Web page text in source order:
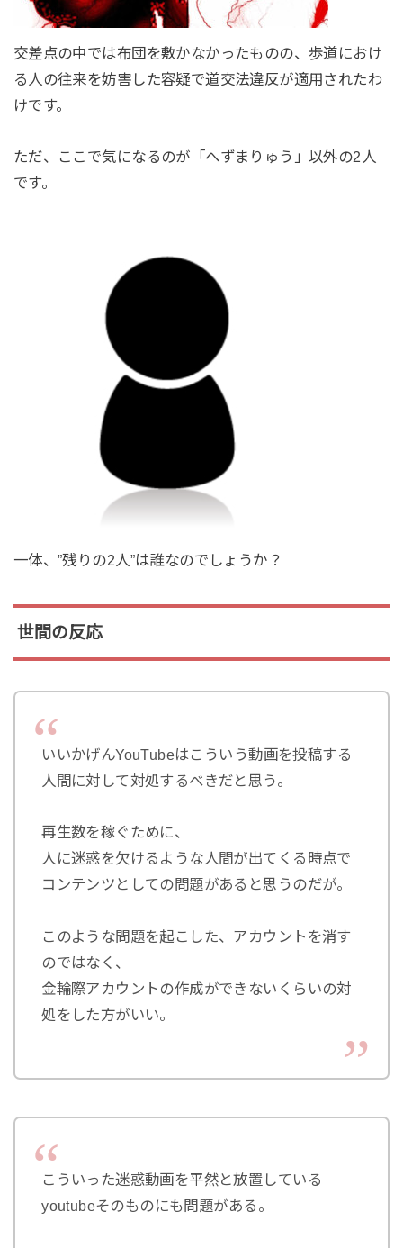
交差点の中では布団を敷かなかったものの、歩道におけ
る人の往来を妨害した容疑で道交法違反が適用されたわ
けです。
ただ、ここで気になるのが「へずまりゅう」以外の2人
です。
一体、”残りの2人”は誰なのでしょうか？
世間の反応
いいかげんYouTubeはこういう動画を投稿する
人間に対して対処するべきだと思う。
再生数を稼ぐために、
人に迷惑を欠けるような人間が出てくる時点で
コンテンツとしての問題があると思うのだが。
このような問題を起こした、アカウントを消す
のではなく、
金輪際アカウントの作成ができないくらいの対
処をした方がいい。
こういった迷惑動画を平然と放置している
youtubeそのものにも問題がある。